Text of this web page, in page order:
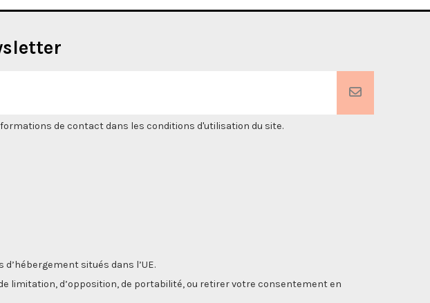
de contact dans les conditions d'utilisation du site.
situés dans l’UE.
limitation, d’opposition, de portabilité, ou retirer votre consentement en